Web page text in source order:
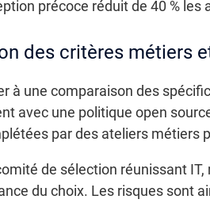
précoce réduit de 40 %
des critères métiers
à une comparaison des
avec une politique open
par des ateliers métiers
de sélection réunissant
du choix. Les risques sont